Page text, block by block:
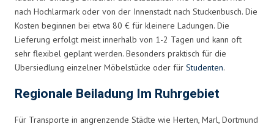
nach Hochlarmark oder von der Innenstadt nach Stuckenbusch. Die
Kosten beginnen bei etwa 80 € für kleinere Ladungen. Die
Lieferung erfolgt meist innerhalb von 1-2 Tagen und kann oft
sehr flexibel geplant werden. Besonders praktisch für die
Übersiedlung einzelner Möbelstücke oder für Studenten.
Regionale Beiladung Im Ruhrgebiet
Für Transporte in angrenzende Städte wie Herten, Marl, Dortmund